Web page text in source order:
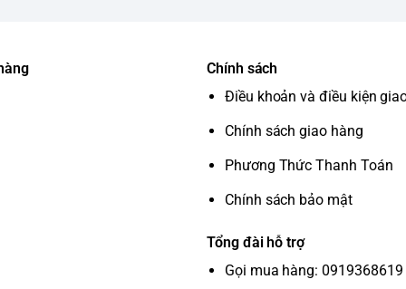
Inverter 1 HP
Nhà Xinh?
Chính sách
Điều khoản và điều kiện
Chính sách giao hàng
Phương Thức Thanh Toán
Chính sách bảo mật
Tổng đài hỗ trợ
Gọi mua hàng: